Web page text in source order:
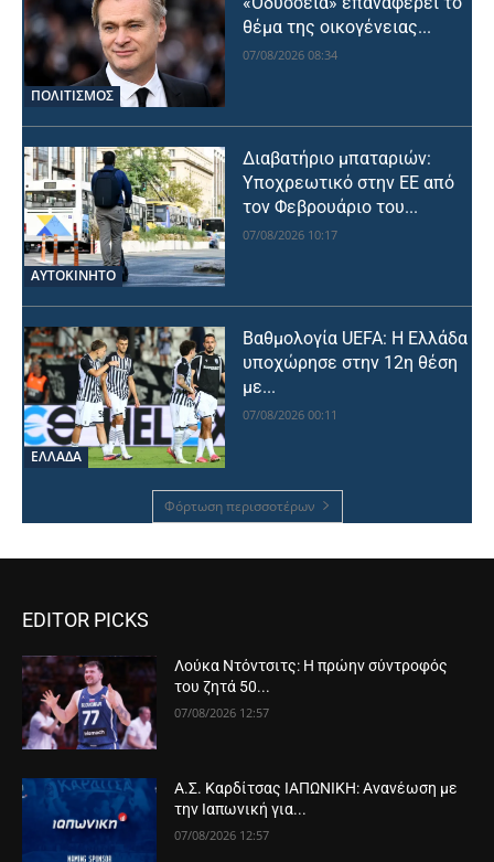
ΠΟΛΙΤΙΣΜΟΣ
θέμα της οικογένειας...
07/08/2026 08:34
ΑΥΤΟΚΙΝΗΤΟ
Διαβατήριο μπαταριών:
Υποχρεωτικό στην ΕΕ από
τον Φεβρουάριο του...
07/08/2026 10:17
ΕΛΛΑΔΑ
Βαθμολογία UEFA: Η Ελλάδα
υποχώρησε στην 12η θέση
με...
07/08/2026 00:11
Φόρτωση περισσοτέρων
EDITOR PICKS
Λούκα Ντόντσιτς: Η πρώην σύντροφός
του ζητά 50...
07/08/2026 12:57
Α.Σ. Καρδίτσας ΙΑΠΩΝΙΚΗ: Ανανέωση με
την Ιαπωνική για...
07/08/2026 12:57